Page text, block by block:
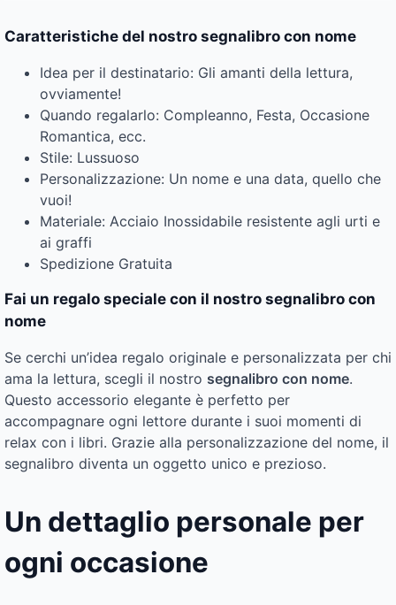
Caratteristiche del nostro segnalibro con nome
Idea per il destinatario: Gli amanti della lettura,
ovviamente!
Quando regalarlo: Compleanno, Festa, Occasione
Romantica, ecc.
Stile: Lussuoso
Personalizzazione: Un nome e una data, quello che
vuoi!
Materiale: Acciaio Inossidabile resistente agli urti e
ai graffi
Spedizione Gratuita
Fai un regalo speciale con il nostro segnalibro con
nome
Se cerchi un’idea regalo originale e personalizzata per chi
ama la lettura, scegli il nostro segnalibro con nome.
Questo accessorio elegante è perfetto per
accompagnare ogni lettore durante i suoi momenti di
relax con i libri. Grazie alla personalizzazione del nome, il
segnalibro diventa un oggetto unico e prezioso.
Un dettaglio personale per
ogni occasione